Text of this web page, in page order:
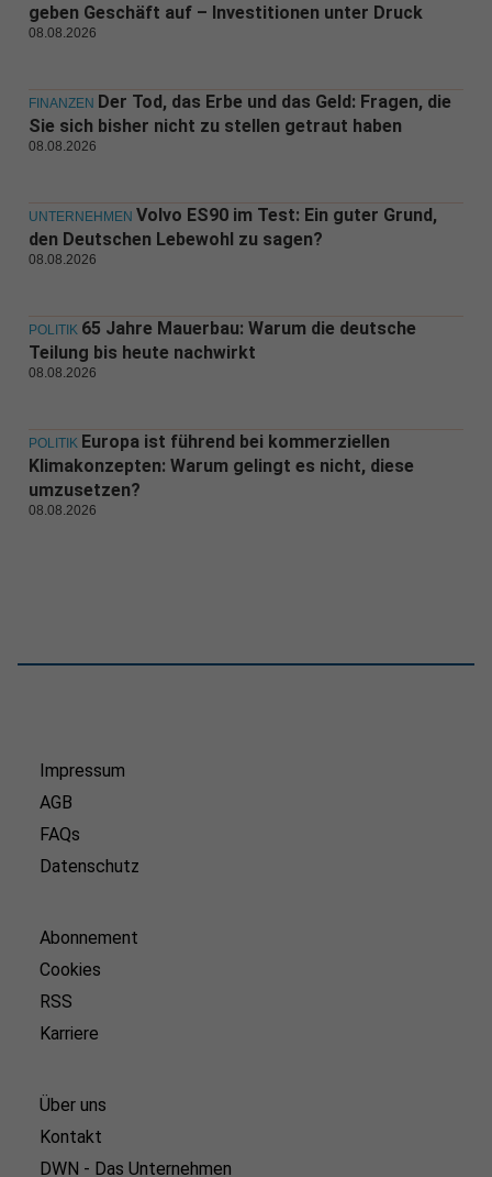
geben Geschäft auf – Investitionen unter Druck
08.08.2026
FINANZEN Der Tod, das Erbe und das Geld: Fragen, die
Sie sich bisher nicht zu stellen getraut haben
08.08.2026
UNTERNEHMEN Volvo ES90 im Test: Ein guter Grund,
den Deutschen Lebewohl zu sagen?
08.08.2026
POLITIK 65 Jahre Mauerbau: Warum die deutsche
Teilung bis heute nachwirkt
08.08.2026
POLITIK Europa ist führend bei kommerziellen
Klimakonzepten: Warum gelingt es nicht, diese
umzusetzen?
08.08.2026
Impressum
AGB
FAQs
Datenschutz
Abonnement
Cookies
RSS
Karriere
Über uns
Kontakt
DWN - Das Unternehmen